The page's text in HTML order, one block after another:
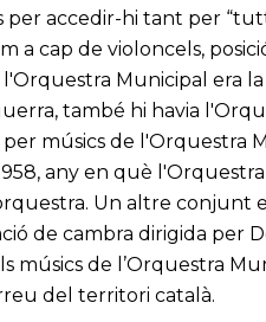
accedir-hi tant per
a cap de violoncels,
Municipal era
també hi havia
músics de l'Orquestra
any en què
Un altre conjunt
de cambra dirigida per
músics de l’Orquestra
del territori català.